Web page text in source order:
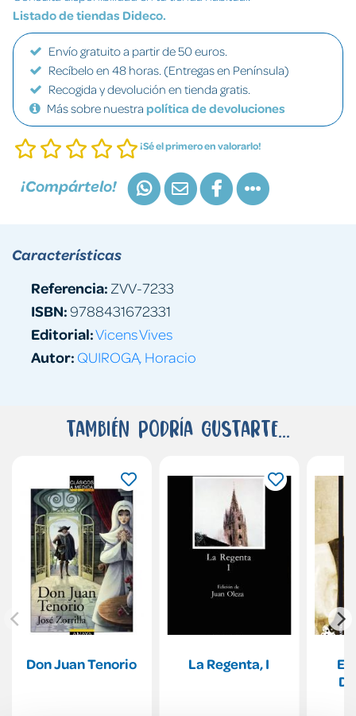
Listado de tiendas Dideco.
Envío gratuito a partir de 50 euros.
Recíbelo en 48 horas. (Entregas en Península)
Recogida y devolución en tienda gratis.
Más sobre nuestra política de devoluciones
¡Sé el primero en valorarlo!
¡Compártelo!
Características
Referencia: ZVV-7233
ISBN:9788431672331
Editorial:Vicens Vives
Autor: QUIROGA, Horacio
También podría gustarte...
Don Juan Tenorio La Regenta, I
El